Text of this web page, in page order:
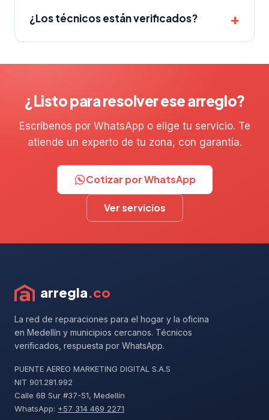
¿Los técnicos están verificados?
¿Listo para resolver ese arreglo?
Escríbenos por WhatsApp o elige tu servicio. Te
atiende un experto de tu zona, con garantía.
Cotizar por WhatsApp
Ver servicios
arregla.co
La red de reparaciones para el hogar y la oficina
en Medellín y municipios cercanos. Técnicos
verificados, respuesta por WhatsApp.
PUENTE AEREO MARKETING DIGITAL S.A.S
NIT 901.281.992
Calle 6B Sur #37-51, Medellín
WhatsApp: +57 314 469 2271